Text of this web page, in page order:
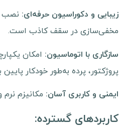
زیبایی و دکوراسیون حرفه‌ای: نصب
مخفی‌سازی در سقف کاذب است.
سازگاری با اتوماسیون:
پروژکتور، پرده به‌طور خودکار پایین
ایمنی و کاربری آسان: مکانیزم
کاربردهای گسترده: